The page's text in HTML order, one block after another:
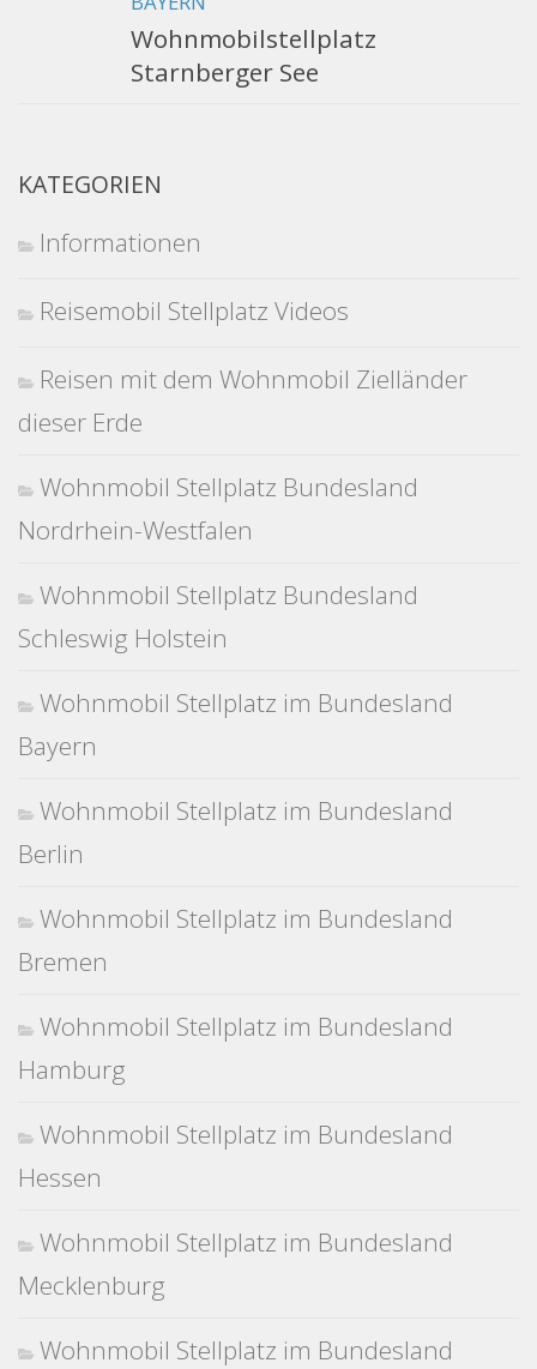
Wohnmobilstellplatz
Starnberger See
KATEGORIEN
Informationen
Reisemobil Stellplatz Videos
Reisen mit dem Wohnmobil Zielländer
dieser Erde
Wohnmobil Stellplatz Bundesland
Nordrhein-Westfalen
Wohnmobil Stellplatz Bundesland
Schleswig Holstein
Wohnmobil Stellplatz im Bundesland
Bayern
Wohnmobil Stellplatz im Bundesland
Berlin
Wohnmobil Stellplatz im Bundesland
Bremen
Wohnmobil Stellplatz im Bundesland
Hamburg
Wohnmobil Stellplatz im Bundesland
Hessen
Wohnmobil Stellplatz im Bundesland
Mecklenburg
Wohnmobil Stellplatz im Bundesland